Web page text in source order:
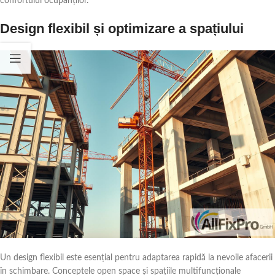
Design flexibil și optimizare a spațiului
Un design flexibil este esențial pentru adaptarea rapidă la nevoile afacerii
în schimbare. Conceptele open space și spațiile multifuncționale